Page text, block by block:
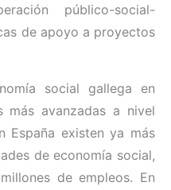
público-social-
de apoyo a proyectos
social gallega en
más avanzadas a nivel
España existen ya más
de economía social,
de empleos. En